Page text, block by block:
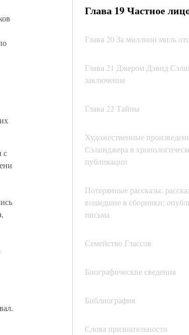
Глава 19 Частное
Глава 20 За миллион миль
Глава 21 Джером Дэвид
заключение
Глава 22 Тайны
Художественные
Сэлинджера в
публикации
Потерянные рассказы;
вошедшие в сборники;
письма
Семейство Глассов
Биографические сведения
Библиография
Слова признательности
с